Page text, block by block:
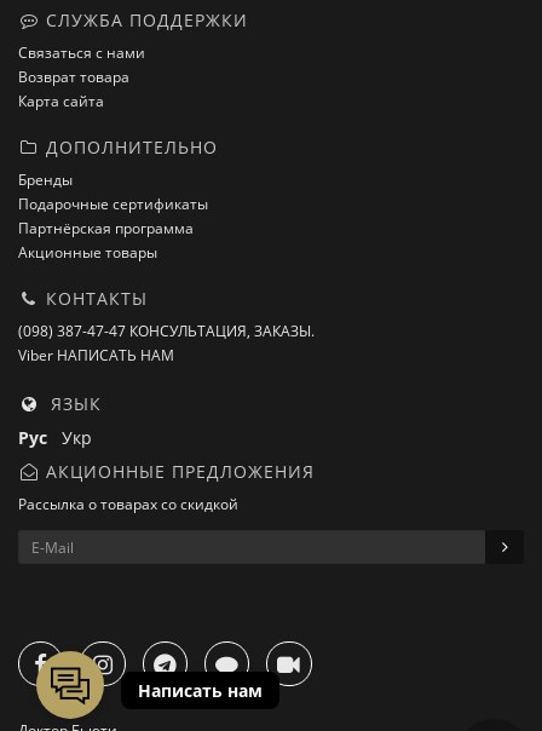
СЛУЖБА ПОДДЕРЖКИ
Связаться с нами
Возврат товара
Карта сайта
ДОПОЛНИТЕЛЬНО
Бренды
Подарочные сертификаты
Партнёрская программа
Акционные товары
КОНТАКТЫ
(098) 387-47-47 КОНСУЛЬТАЦИЯ, ЗАКАЗЫ.
Viber НАПИСАТЬ НАМ
ЯЗЫК
Рус Укр
АКЦИОННЫЕ ПРЕДЛОЖЕНИЯ
Рассылка о товарах со скидкой